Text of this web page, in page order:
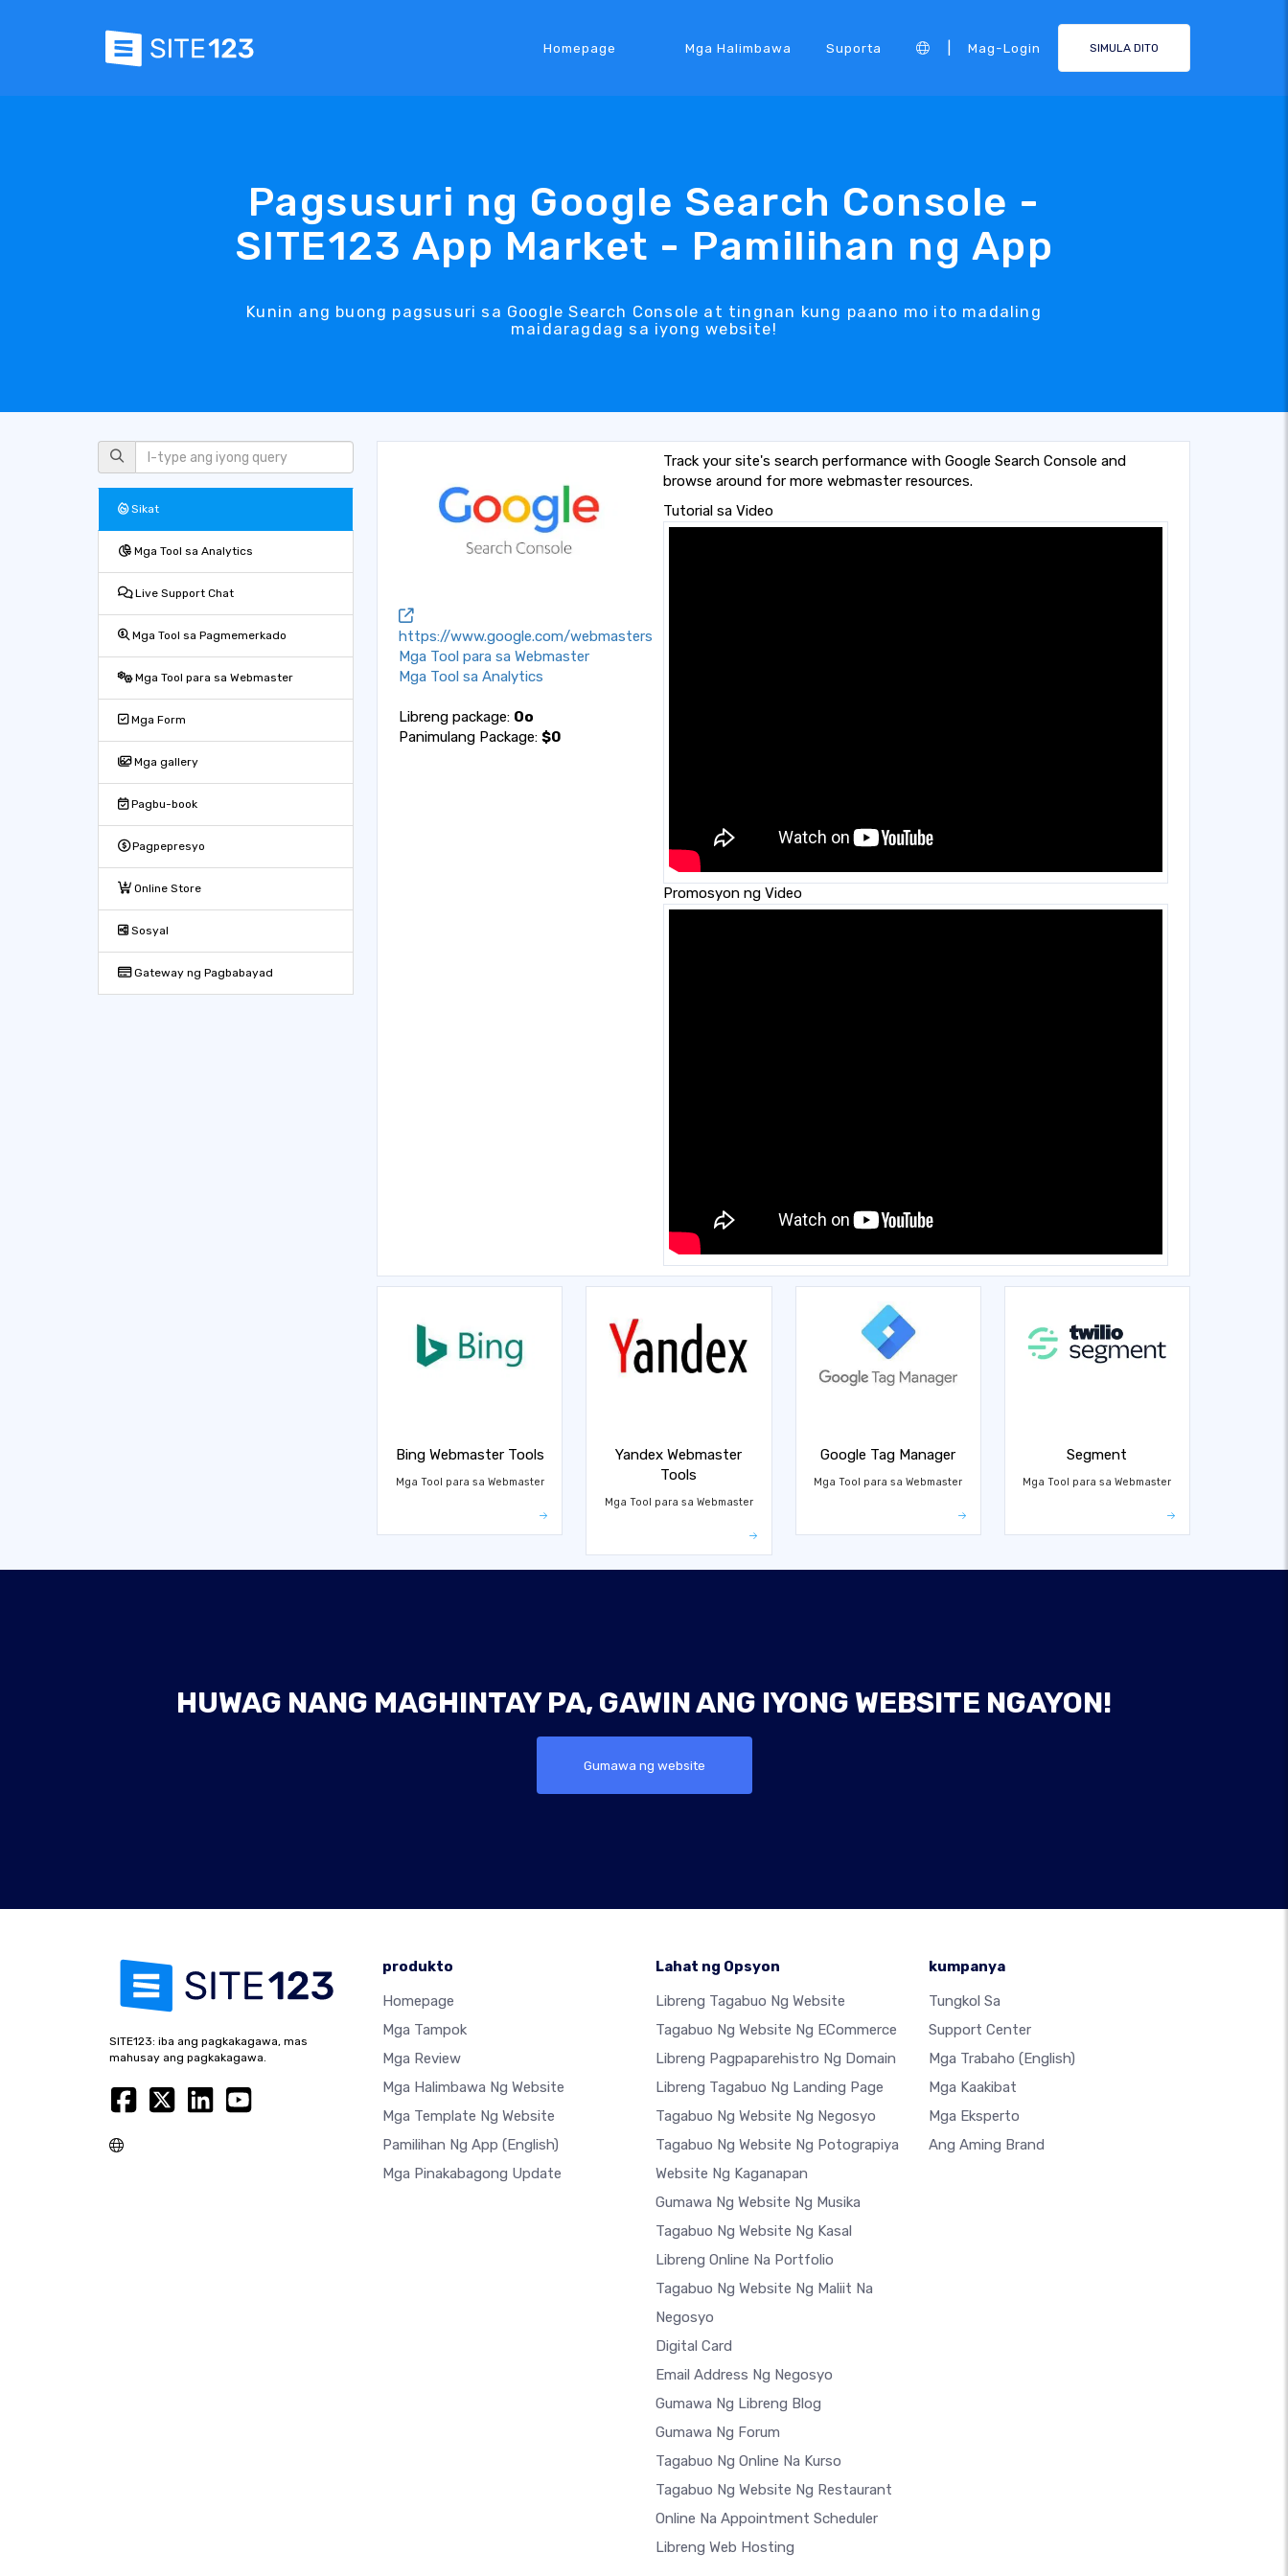
Homepage Mga Halimbawa Suporta Mag-Login SIMULA DITO
Pagsusuri ng Google Search Console -
SITE123 App Market - Pamilihan ng App
Kunin ang buong pagsusuri sa Google Search Console at tingnan kung paano mo ito madaling
maidaragdag sa iyong website!
Sikat
Mga Tool sa Analytics
Live Support Chat
Mga Tool sa Pagmemerkado
Mga Tool para sa Webmaster
Mga Form
Mga gallery
Pagbu-book
Pagpepresyo
Online Store
Sosyal
Gateway ng Pagbabayad
https://www.google.com/webmasters
Mga Tool para sa Webmaster
Mga Tool sa Analytics
Libreng package: Oo
Panimulang Package: $0
Track your site's search performance with Google Search Console and
browse around for more webmaster resources.
Tutorial sa Video
Promosyon ng Video
Bing Webmaster Tools
Mga Tool para sa Webmaster
Yandex Webmaster
Tools
Mga Tool para sa Webmaster
Google Tag Manager
Mga Tool para sa Webmaster
Segment
Mga Tool para sa Webmaster
HUWAG NANG MAGHINTAY PA, GAWIN ANG IYONG WEBSITE NGAYON!
Gumawa ng website
SITE123: iba ang pagkakagawa, mas
mahusay ang pagkakagawa.
produkto
Homepage
Mga Tampok
Mga Review
Mga Halimbawa Ng Website
Mga Template Ng Website
Pamilihan Ng App (English)
Mga Pinakabagong Update
Lahat ng Opsyon
Libreng Tagabuo Ng Website
Tagabuo Ng Website Ng ECommerce
Libreng Pagpaparehistro Ng Domain
Libreng Tagabuo Ng Landing Page
Tagabuo Ng Website Ng Negosyo
Tagabuo Ng Website Ng Potograpiya
Website Ng Kaganapan
Gumawa Ng Website Ng Musika
Tagabuo Ng Website Ng Kasal
Libreng Online Na Portfolio
Tagabuo Ng Website Ng Maliit Na
Negosyo
Digital Card
Email Address Ng Negosyo
Gumawa Ng Libreng Blog
Gumawa Ng Forum
Tagabuo Ng Online Na Kurso
Tagabuo Ng Website Ng Restaurant
Online Na Appointment Scheduler
Libreng Web Hosting
kumpanya
Tungkol Sa
Support Center
Mga Trabaho (English)
Mga Kaakibat
Mga Eksperto
Ang Aming Brand